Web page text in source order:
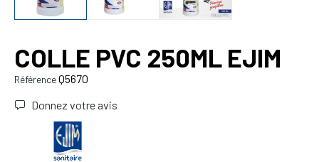
COLLE PVC 250ML EJIM
RéférenceQ5670
Donnez votre avis